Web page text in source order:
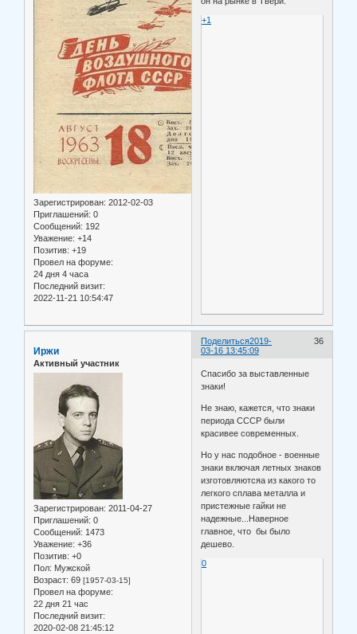
Зарегистрирован: 2012-02-03
Приглашений: 0
Сообщений: 192
Уважение: +14
Позитив: +19
Провел на форуме:
24 дня 4 часа
Последний визит:
2022-11-21 10:54:47
+1
Поделиться 36
2019-
03-16 13:45:09
Иржи
Активный участник
Зарегистрирован: 2011-04-27
Приглашений: 0
Сообщений: 1473
Уважение: +36
Позитив: +0
Пол: Мужской
Возраст: 69 [1957-03-15]
Провел на форуме:
22 дня 21 час
Последний визит:
2020-02-08 21:45:12
Спасибо за выставленные
знаки!
Не знаю, кажется, что знаки
периода СССР были
красивее современных.
Но у нас подобное - военные
знаки включая летных знаков
изготовляютсяа из какого то
легкого сплава металла и
пристежные гайки не
надежные...Наверное
главное, что бы было
дешево.
0